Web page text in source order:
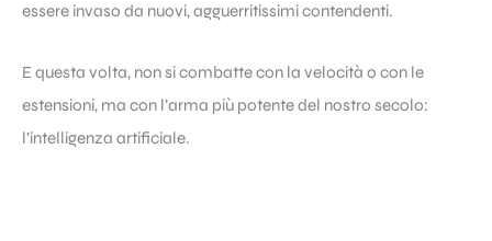
essere invaso da nuovi, agguerritissimi contendenti.
E questa volta, non si combatte con la velocità o con le
estensioni, ma con l’arma più potente del nostro secolo:
l’intelligenza artificiale.